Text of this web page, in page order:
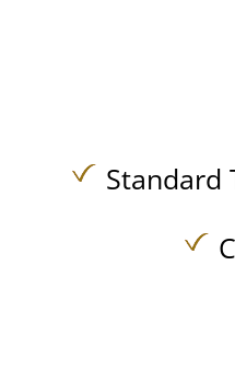
Standard